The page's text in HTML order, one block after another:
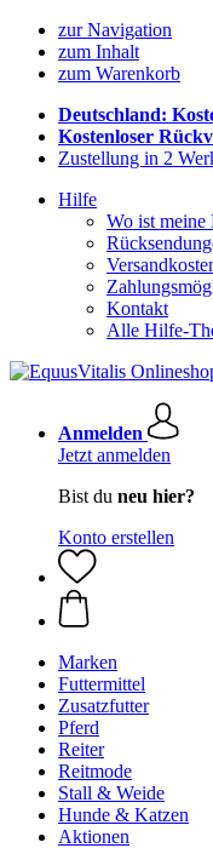
zur Navigation
zum Inhalt
zum Warenkorb
Deutschland:
Kostenloser
Zustellung in 2
Hilfe
Wo ist meine
Kontakt
Alle Hilfe-
Anmelden
Jetzt anmelden
Bist du neu hier?
Konto erstellen
Marken
Futtermittel
Zusatzfutter
Pferd
Reiter
Reitmode
Stall & Weide
Hunde & Katzen
Aktionen